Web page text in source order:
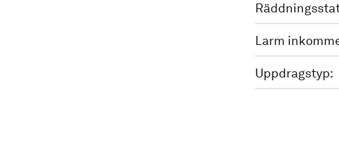
Larm
Uppdragstyp: